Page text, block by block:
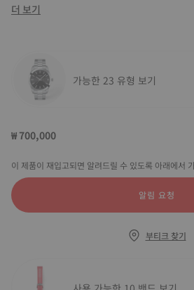
더 보기
가능한 23 유형 보기
₩ 700,000
이 제품이 재입고되면 알려드릴 수 있도록 아래에서
알림 요청
부티크 찾기